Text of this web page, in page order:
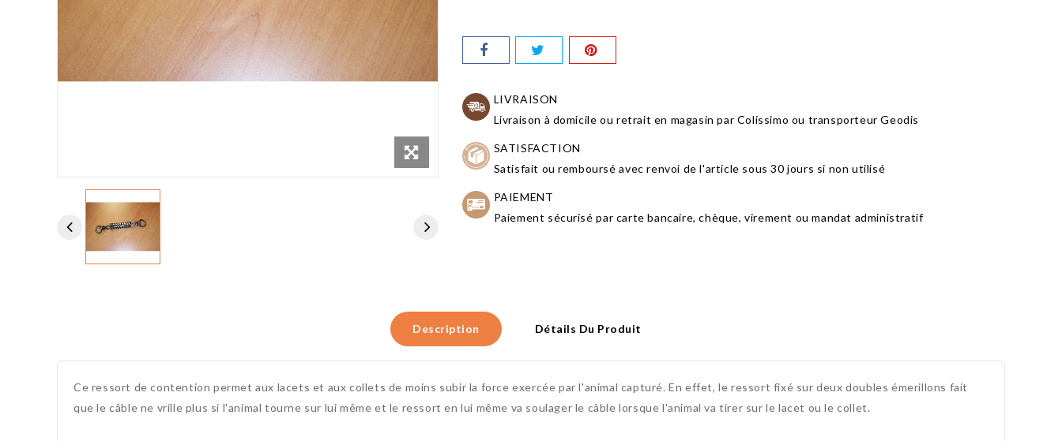
LIVRAISON
Livraison à domicile ou retrait en magasin par Colissimo ou transporteur Geodis
SATISFACTION
Satisfait ou remboursé avec renvoi de l'article sous 30 jours si non utilisé
PAIEMENT
Paiement sécurisé par carte bancaire, chèque, virement ou mandat administratif
Description Détails Du Produit
Ce ressort de contention permet aux lacets et aux collets de moins subir la force exercée par l'animal capturé. En effet, le ressort fixé sur deux doubles émerillons fait
que le câble ne vrille plus si l'animal tourne sur lui même et le ressort en lui même va soulager le câble lorsque l'animal va tirer sur le lacet ou le collet.